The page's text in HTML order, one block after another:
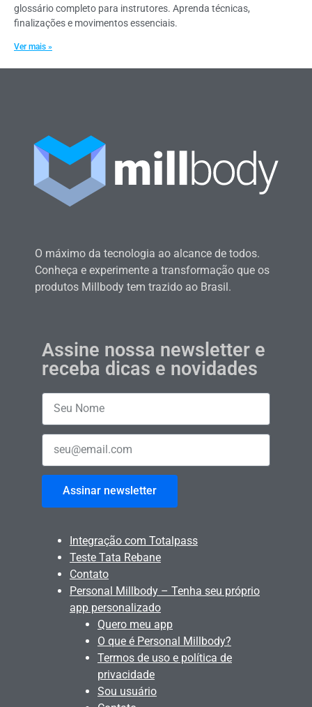
glossário completo para instrutores. Aprenda técnicas,
finalizações e movimentos essenciais.
Ver mais »
O máximo da tecnologia ao alcance de todos.
Conheça e experimente a transformação que os
produtos Millbody tem trazido ao Brasil.
Assine nossa newsletter e
receba dicas e novidades
Assinar newsletter
Integração com Totalpass
Teste Tata Rebane
Contato
Personal Millbody – Tenha seu próprio
app personalizado
Quero meu app
O que é Personal Millbody?
Termos de uso e política de
privacidade
Sou usuário